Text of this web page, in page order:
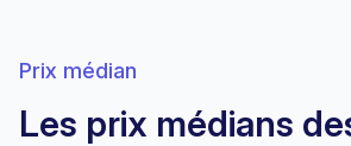
Prix médian
Les prix médians